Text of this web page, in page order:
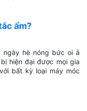
ẩm?
hè nóng bức oi ả
hiện đại được mọi gia
bất kỳ loại máy móc